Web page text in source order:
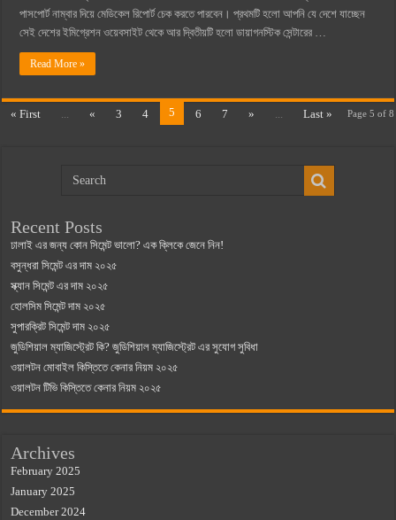
পাসপোর্ট নাম্বার দিয়ে মেডিকেল রিপোর্ট চেক করতে পারবেন। প্রথমটি হলো আপনি যে দেশে যাচ্ছেন
সেই দেশের ইমিগ্রেশন ওয়েবসাইট থেকে আর দ্বিতীয়টি হলো ডায়াগনস্টিক সেন্টারের …
Read More »
Page 5 of 8
« First ... « 3 4 5 6 7 » ... Last »
Recent Posts
ঢালাই এর জন্য কোন সিমেন্ট ভালো? এক ক্লিকে জেনে নিন!
বসুন্ধরা সিমেন্ট এর দাম ২০২৫
স্ক্যান সিমেন্ট এর দাম ২০২৫
হোলসিম সিমেন্ট দাম ২০২৫
সুপারক্রিট সিমেন্ট দাম ২০২৫
জুডিশিয়াল ম্যাজিস্ট্রেট কি? জুডিশিয়াল ম্যাজিস্ট্রেট এর সুযোগ সুবিধা
ওয়ালটন মোবাইল কিস্তিতে কেনার নিয়ম ২০২৫
ওয়ালটন টিভি কিস্তিতে কেনার নিয়ম ২০২৫
Archives
February 2025
January 2025
December 2024